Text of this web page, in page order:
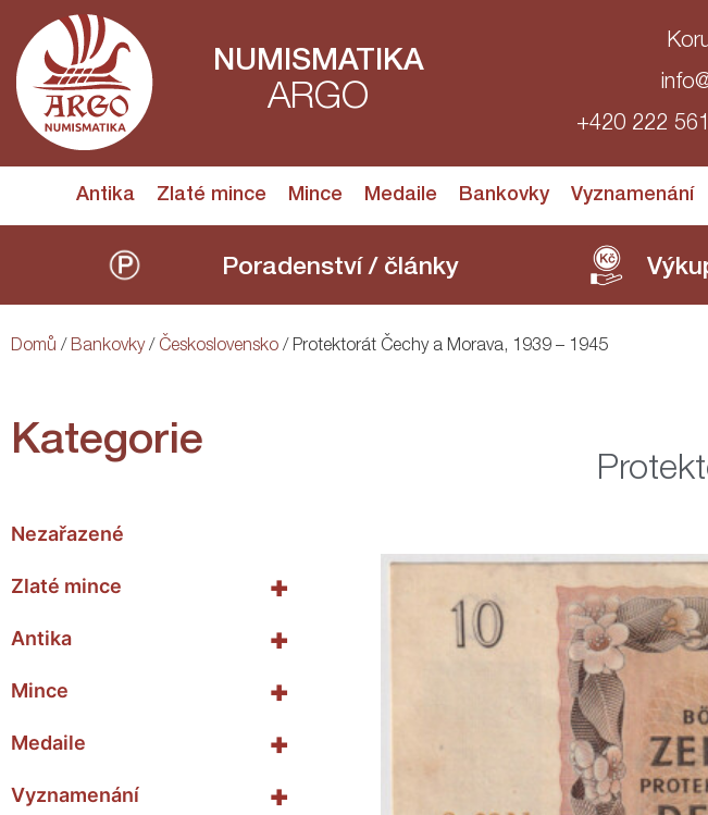
NUMISMATIKA
ARGO
+420 222
Antika Zlaté mince Mince Medaile Bankovky Vyznamenání
Poradenství / články
Domů / Bankovky/ Československo / Protektorát Čechy a Morava, 1939 – 1945
Kategorie
Nezařazené
+
Zlaté mince
+
Antika
+
Mince
+
Medaile
+
Vyznamenání